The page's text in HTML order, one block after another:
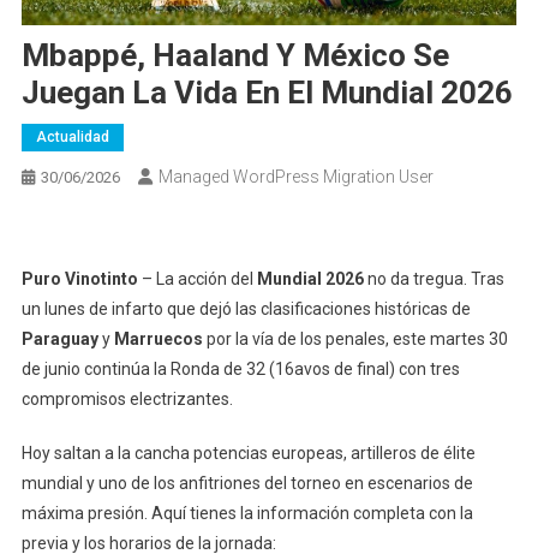
Mbappé, Haaland Y México Se
Juegan La Vida En El Mundial 2026
Actualidad
30/06/2026 Managed WordPress Migration User
Puro Vinotinto – La acción del Mundial 2026no da tregua. Tras
un lunes de infarto que dejó las clasificaciones históricas de
Paraguayy Marruecos por la vía de los penales, este martes 30
de junio continúa la Ronda de 32 (16avos de final) con tres
compromisos electrizantes.
Hoy saltan a la cancha potencias europeas, artilleros de élite
mundial y uno de los anfitriones del torneo en escenarios de
máxima presión. Aquí tienes la información completa con la
previa y los horarios de la jornada: